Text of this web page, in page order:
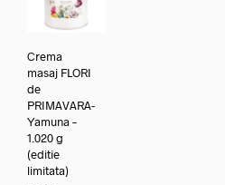
Crema
masaj FLORI
de
PRIMAVARA-
Yamuna –
1.020 g
(editie
limitata)